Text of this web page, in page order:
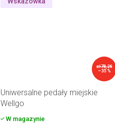
zł78,26
–35 %
Uniwersalne pedały miejskie
Wellgo
W magazynie